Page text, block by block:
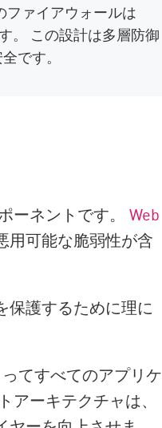
ファイアウォールは
。 この設計は多層防御
です。
ーネントです。Web
用可能な脆弱性が含
保護するために理に
てすべてのアプリケ
ーキテクチャは、